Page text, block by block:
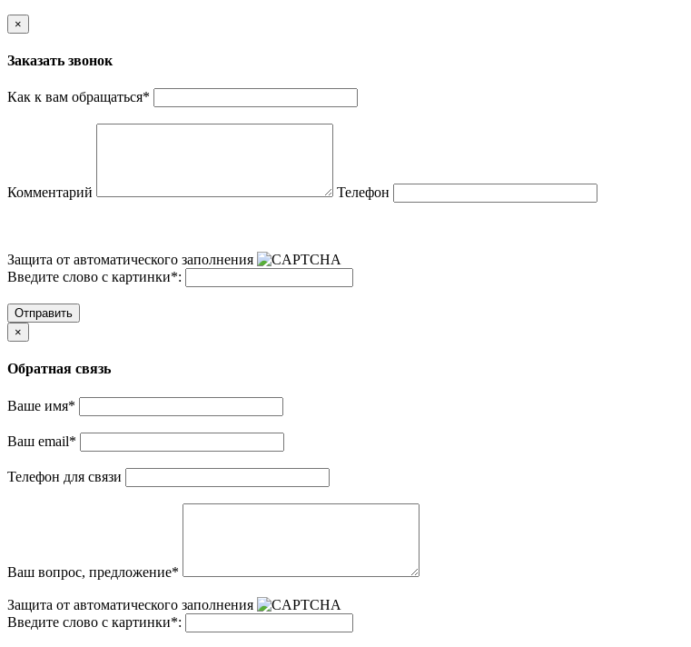
×
Заказать звонок
Как к вам обращаться*
Комментарий Телефон
Защита от автоматического заполнения
Введите слово с картинки*:
Отправить
×
Обратная связь
Ваше имя*
Ваш email*
Телефон для связи
Ваш вопрос, предложение*
Защита от автоматического заполнения
Введите слово с картинки*: